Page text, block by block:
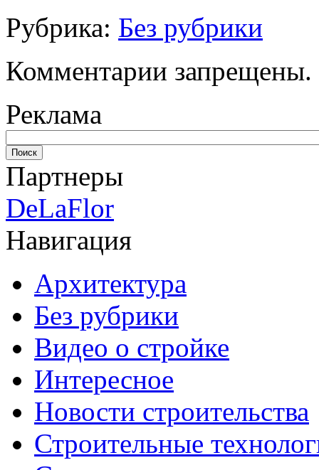
Рубрика: Без рубрики
Комментарии запрещены.
Реклама
Партнеры
DeLaFlor
Навигация
Архитектура
Без рубрики
Видео о стройке
Интересное
Новости строительства
Строительные